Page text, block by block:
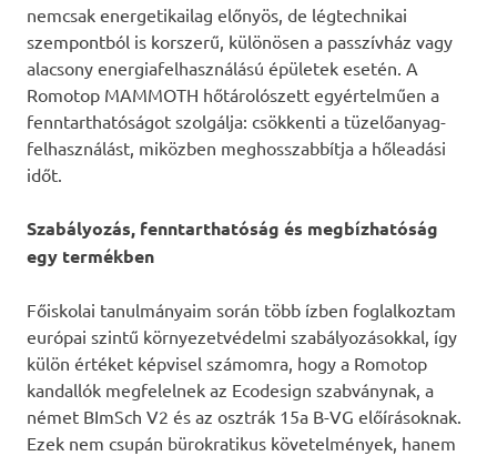
nemcsak energetikailag előnyös, de légtechnikai
szempontból is korszerű, különösen a passzívház vagy
alacsony energiafelhasználású épületek esetén. A
Romotop MAMMOTH hőtárolószett egyértelműen a
fenntarthatóságot szolgálja: csökkenti a tüzelőanyag-
felhasználást, miközben meghosszabbítja a hőleadási
időt.
Szabályozás, fenntarthatóság és megbízhatóság
egy termékben
Főiskolai tanulmányaim során több ízben foglalkoztam
európai szintű környezetvédelmi szabályozásokkal, így
külön értéket képvisel számomra, hogy a Romotop
kandallók megfelelnek az Ecodesign szabványnak, a
német BImSch V2 és az osztrák 15a B-VG előírásoknak.
Ezek nem csupán bürokratikus követelmények, hanem